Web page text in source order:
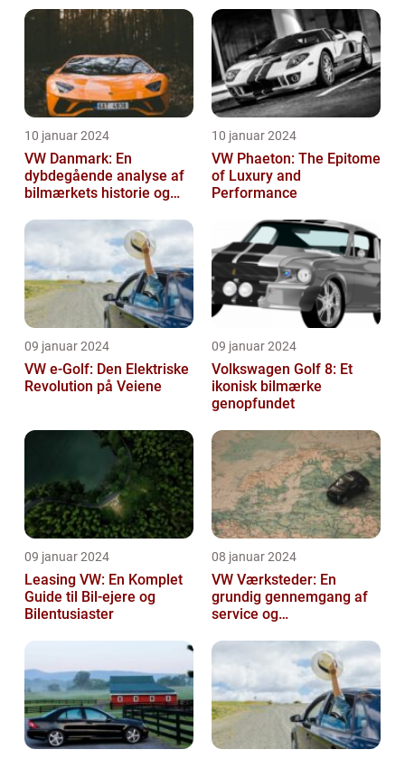
Bilentusiaster
10 januar 2024
VW Danmark: En
dybdegående analyse af
bilmærkets historie og
10 januar 2024
VW Phaeton: The Epitome
of Luxury and
Performance
09 januar 2024
VW e-Golf: Den Elektriske
Revolution på Veiene
09 januar 2024
Volkswagen Golf 8: Et
ikonisk bilmærke
genopfundet
09 januar 2024
Leasing VW: En Komplet
Guide til Bil-ejere og
Bilentusiaster
08 januar 2024
VW Værksteder: En
grundig gennemgang af
service og